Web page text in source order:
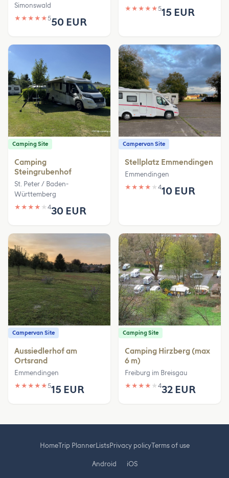
Simonswald
★ ★ ★ ★ ★550 EUR
★ ★ ★ ★ ★515 EUR
Camping Site
Camping
Steingrubenhof
St. Peter / Baden-
Württemberg
★ ★ ★ ★ ★ 430 EUR
Campervan Site
Stellplatz Emmendingen
Emmendingen
★ ★ ★ ★ ★ 410 EUR
Campervan Site
Aussiedlerhof am
Ortsrand
Emmendingen
★ ★ ★ ★ ★515 EUR
Camping Site
Camping Hirzberg (max
6 m)
Freiburg im Breisgau
★ ★ ★ ★ ★ 432 EUR
HomeTrip PlannerListsPrivacy policyTerms of use
Android iOS